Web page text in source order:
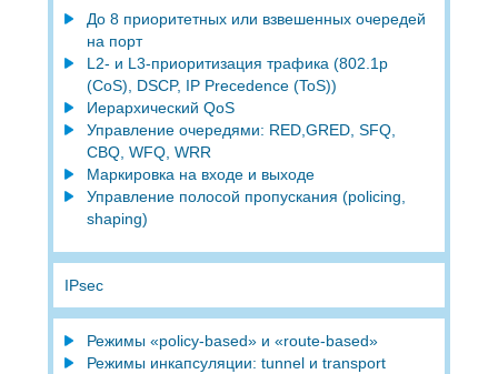
До 8 приоритетных или взвешенных очередей
на порт
L2- и L3-приоритизация трафика (802.1p
(CoS), DSCP, IP Precedence (ToS))
Иерархический QоS
Управление очередями: RED,GRED, SFQ,
CBQ, WFQ, WRR
Маркировка на входе и выходе
Управление полосой пропускания (policing,
shaping)
IPsec
Режимы «policy-based» и «route-based»
Режимы инкапсуляции: tunnel и transport